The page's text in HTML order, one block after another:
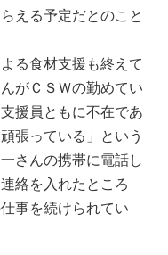
える予定だとのこと
る食材支援も終えて
がＣＳＷの勤めてい
援員ともに不在であ
張っている」という
さんの携帯に電話し
絡を入れたところ
事を続けられてい